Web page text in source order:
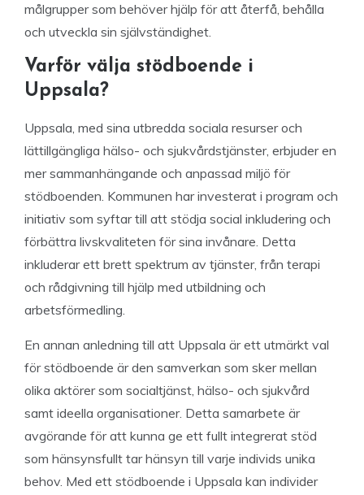
målgrupper som behöver hjälp för att återfå, behålla
och utveckla sin självständighet.
Varför välja stödboende i
Uppsala?
Uppsala, med sina utbredda sociala resurser och
lättillgängliga hälso- och sjukvårdstjänster, erbjuder en
mer sammanhängande och anpassad miljö för
stödboenden. Kommunen har investerat i program och
initiativ som syftar till att stödja social inkludering och
förbättra livskvaliteten för sina invånare. Detta
inkluderar ett brett spektrum av tjänster, från terapi
och rådgivning till hjälp med utbildning och
arbetsförmedling.
En annan anledning till att Uppsala är ett utmärkt val
för stödboende är den samverkan som sker mellan
olika aktörer som socialtjänst, hälso- och sjukvård
samt ideella organisationer. Detta samarbete är
avgörande för att kunna ge ett fullt integrerat stöd
som hänsynsfullt tar hänsyn till varje individs unika
behov. Med ett stödboende i Uppsala kan individer